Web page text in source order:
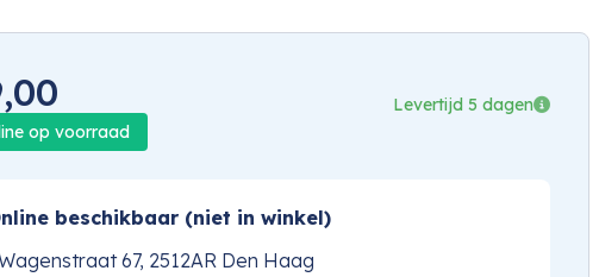
Levertijd 5 dagen
op voorraad
beschikbaar (niet in winkel)
67, 2512AR Den Haag